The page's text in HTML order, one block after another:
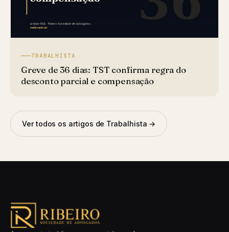
TRABALHISTA
Greve de 36 dias: TST confirma regra do
desconto parcial e compensação
Ver todos os artigos de Trabalhista →